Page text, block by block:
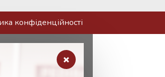
конфіденційності
×